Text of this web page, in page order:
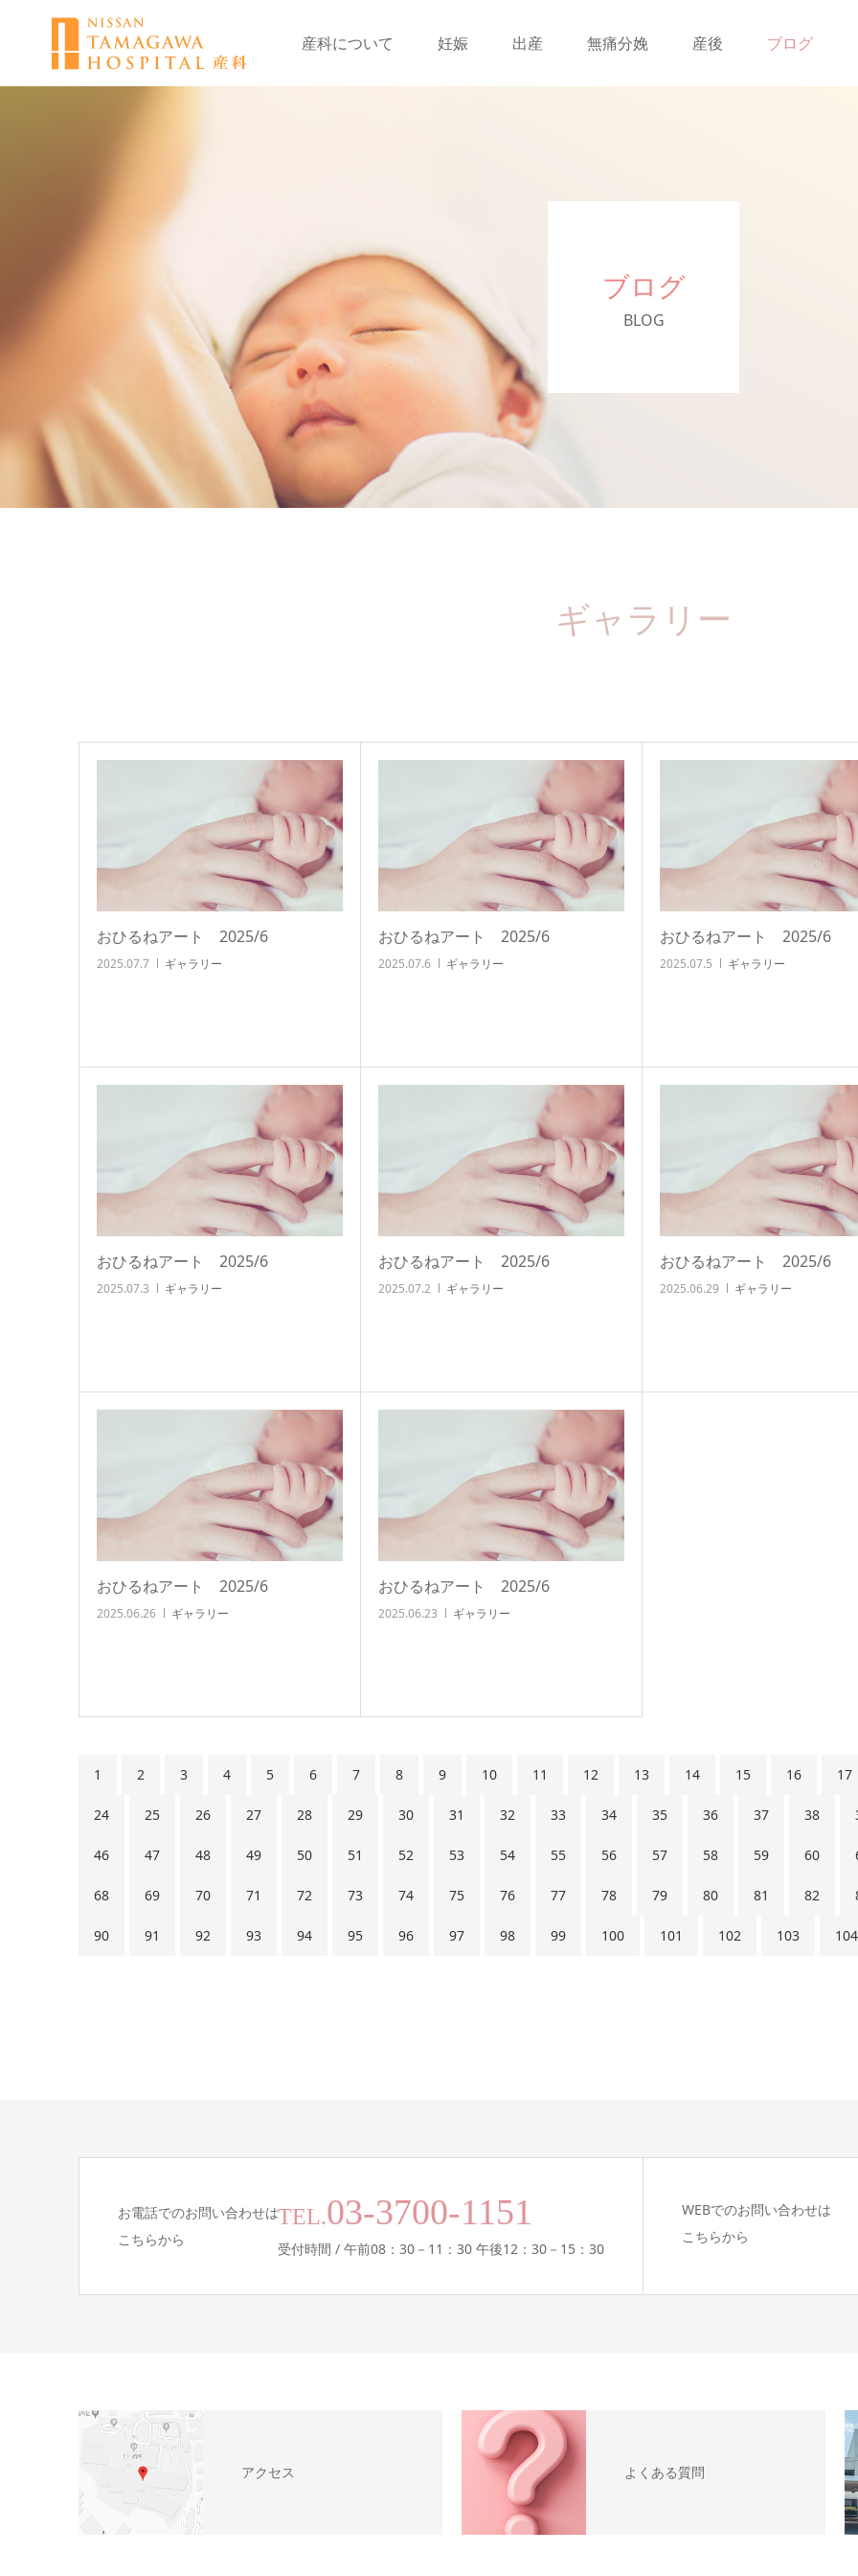
産科について 妊娠 出産 無痛分娩 産後 ブログ
ブログ
BLOG
ギャラリー
おひるねアート 2025/6
2025.07.7 ギャラリー
おひるねアート 2025/6
2025.07.6 ギャラリー
おひるねアート 2025/6
2025.07.5 ギャラリー
おひるねアート 2025/6
2025.07.3 ギャラリー
おひるねアート 2025/6
2025.07.2 ギャラリー
おひるねアート 2025/6
2025.06.29 ギャラリー
おひるねアート 2025/6
2025.06.26 ギャラリー
おひるねアート 2025/6
2025.06.23 ギャラリー
1 2 3 4 5 6 7 8 9 10 11 12 13 14 15 16 17
24 25 26 27 28 29 30 31 32 33 34 35 36 37 38
46 47 48 49 50 51 52 53 54 55 56 57 58 59 60
68 69 70 71 72 73 74 75 76 77 78 79 80 81 82
90 91 92 93 94 95 96 97 98 99 100 101 102 103 104
お電話でのお問い合わせは
こちらから
TEL.03-3700-1151
受付時間 / 午前08：30－11：30 午後12：30－15：30
WEBでのお問い合わせは
こちらから
アクセス よくある質問